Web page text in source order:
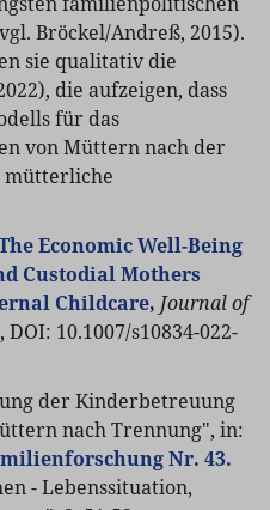
Bröckel/Andreß, 2015).
sie qualitativ die
die aufzeigen, dass
für das
von Müttern nach der
mütterliche
Economic Well-Being
Custodial Mothers
Childcare, Journal of
, DOI: 10.1007/s10834-022-
der Kinderbetreuung
nach Trennung", in:
Nr. 43.
- Lebenssituation,